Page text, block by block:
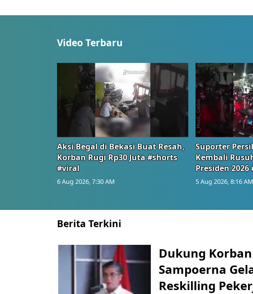
Video Terbaru
Aksi Begal di Bekasi Buat Resah,
Korban Rugi Rp30 Juta #shorts
#viral
6 Aug 2026, 7:30 AM
Suporter
Kembali
Presiden
5 Aug 2026, 8:16 AM
Berita Terkini
Dukung
Sampoerna
Reskilling